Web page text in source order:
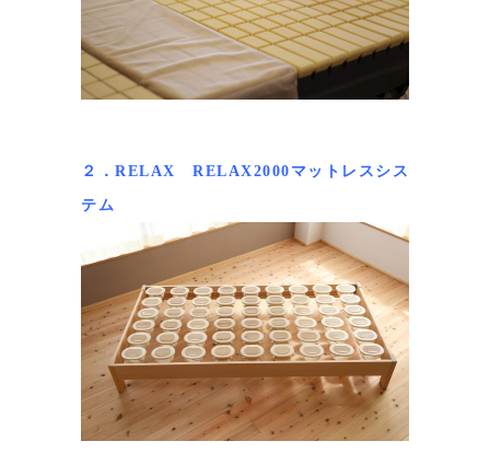
２．RELAX RELAX2000マットレスシス
テム